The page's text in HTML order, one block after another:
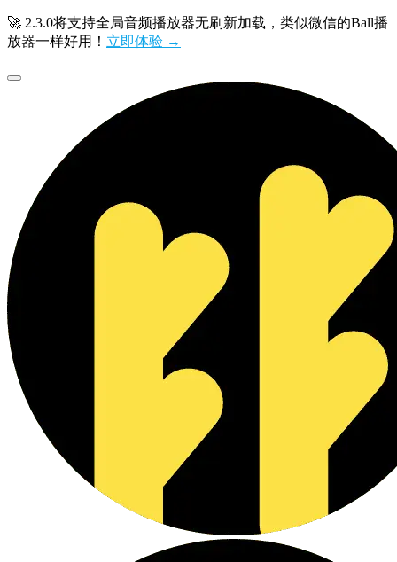
🚀 2.3.0将支持全局音频播放器无刷新加载，类似微信的Ball播
放器一样好用！ 立即体验 →